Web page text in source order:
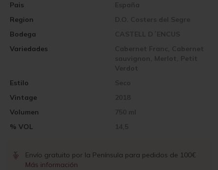
Pais España
Vintage 2018
Region D.O. Costers del Segre
Volumen 750 ml
Bodega CASTELL D´ENCUS
% VOL 14,5
Variedades
Cabernet Franc, Cabernet
sauvignon, Merlot, Petit
Verdot
Estilo Seco
Envío gratuito por la Península para pedidos de 100€
Más información